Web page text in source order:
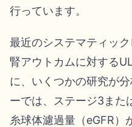
行っています。
最近のシステマティッ
腎アウトカムに対する
に、いくつかの研究が
ーでは、ステージ3また
糸球体濾過量（eGFR）